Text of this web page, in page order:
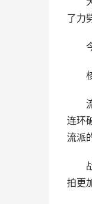
了力
今
核
流
连环
流派
战
拍更